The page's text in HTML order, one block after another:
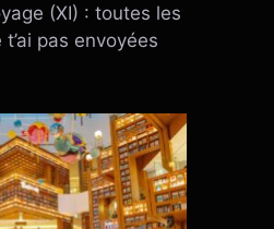
(XI) : toutes les
pas envoyées